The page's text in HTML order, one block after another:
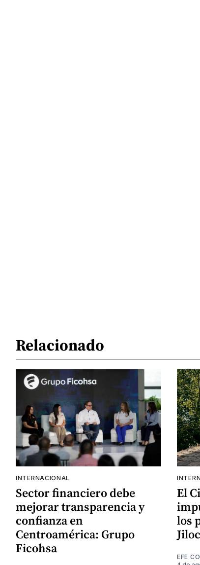
Relacionado
INTERNACIONAL
Sector financiero debe
mejorar transparencia y
confianza en
Centroamérica: Grupo
Ficohsa
El
los
EFE